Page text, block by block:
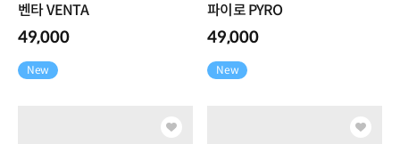
벤타 VENTA
49,000
New
파이로 PYRO
49,000
New